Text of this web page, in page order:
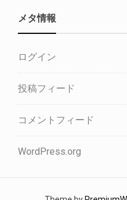
メタ情報
ログイン
投稿フィード
コメントフィード
WordPress.org